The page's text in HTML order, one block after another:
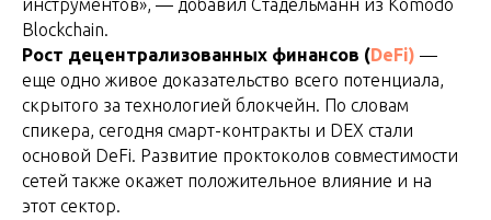
инструментов», — добавил Стадельманн из Komodo
Blockchain.
Рост децентрализованных финансов (DeFi) —
еще одно живое доказательство всего потенциала,
скрытого за технологией блокчейн. По словам
спикера, сегодня смарт-контракты и DEX стали
основой DeFi. Развитие проктоколов совместимости
сетей также окажет положительное влияние и на
этот сектор.